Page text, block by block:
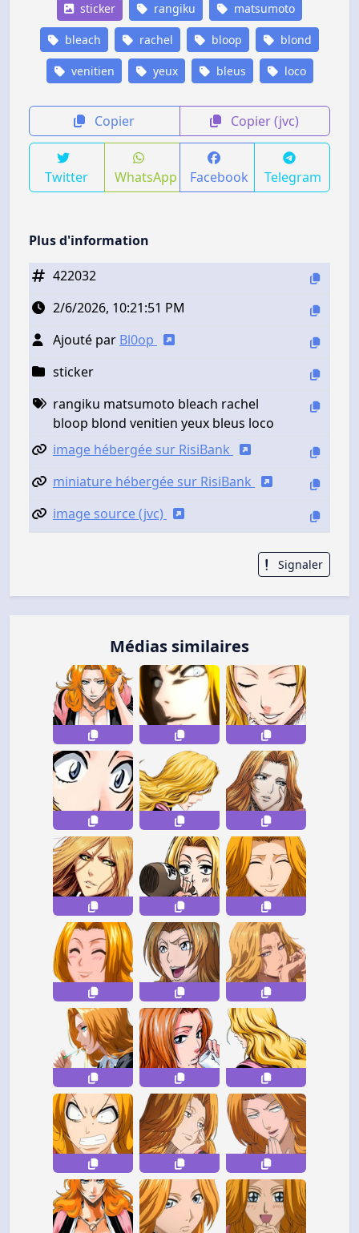
sticker rangiku matsumoto
bleach rachel bloop blond
venitien yeux bleus loco
Copier Copier (jvc)
Twitter WhatsApp Facebook Telegram
Plus d'information
422032
2/6/2026, 10:21:51 PM
Ajouté par Bl0op
sticker
rangiku matsumoto bleach rachel
bloop blond venitien yeux bleus loco
image hébergée sur RisiBank
miniature hébergée sur RisiBank
image source (jvc)
Signaler
Médias similaires